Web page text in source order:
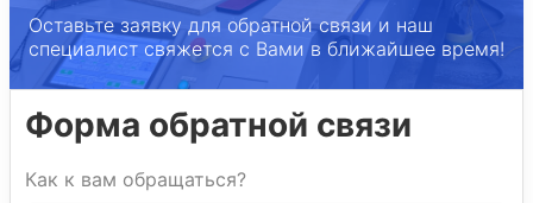
Оставьте заявку для обратной связи и наш
специалист свяжется с Вами в ближайшее время!
Форма обратной связи
Как к вам обращаться?